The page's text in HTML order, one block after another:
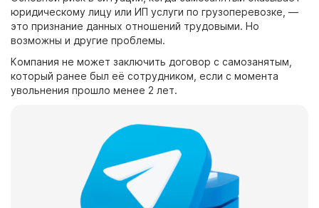
юридическому лицу или ИП услуги по грузоперевозке, —
это признание данных отношений трудовыми. Но
возможны и другие проблемы.
Компания не может заключить договор с самозанятым,
который ранее был её сотрудником, если с момента
увольнения прошло менее 2 лет.